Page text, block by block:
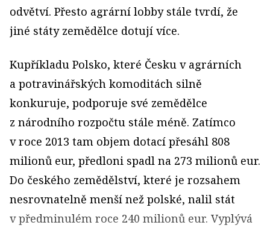
odvětví. Přesto agrární lobby stále tvrdí, že
jiné státy zemědělce dotují více.
Kupříkladu Polsko, které Česku v agrárních
a potravinářských komoditách silně
konkuruje, podporuje své zemědělce
z národního rozpočtu stále méně. Zatímco
v roce 2013 tam objem dotací přesáhl 808
milionů eur, předloni spadl na 273 milionů eur.
Do českého zemědělství, které je rozsahem
nesrovnatelně menší než polské, nalil stát
v předminulém roce 240 milionů eur. Vyplývá